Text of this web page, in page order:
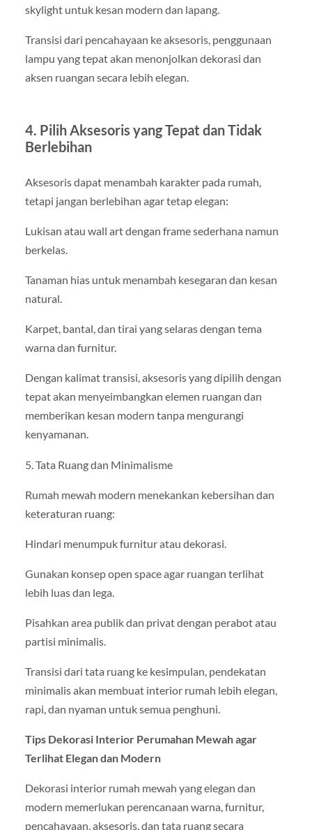
skylight untuk kesan modern dan lapang.
Transisi dari pencahayaan ke aksesoris, penggunaan
lampu yang tepat akan menonjolkan dekorasi dan
aksen ruangan secara lebih elegan.
4. Pilih Aksesoris yang Tepat dan Tidak
Berlebihan
Aksesoris dapat menambah karakter pada rumah,
tetapi jangan berlebihan agar tetap elegan:
Lukisan atau wall art dengan frame sederhana namun
berkelas.
Tanaman hias untuk menambah kesegaran dan kesan
natural.
Karpet, bantal, dan tirai yang selaras dengan tema
warna dan furnitur.
Dengan kalimat transisi, aksesoris yang dipilih dengan
tepat akan menyeimbangkan elemen ruangan dan
memberikan kesan modern tanpa mengurangi
kenyamanan.
5. Tata Ruang dan Minimalisme
Rumah mewah modern menekankan kebersihan dan
keteraturan ruang:
Hindari menumpuk furnitur atau dekorasi.
Gunakan konsep open space agar ruangan terlihat
lebih luas dan lega.
Pisahkan area publik dan privat dengan perabot atau
partisi minimalis.
Transisi dari tata ruang ke kesimpulan, pendekatan
minimalis akan membuat interior rumah lebih elegan,
rapi, dan nyaman untuk semua penghuni.
Tips Dekorasi Interior Perumahan Mewah agar
Terlihat Elegan dan Modern
Dekorasi interior rumah mewah yang elegan dan
modern memerlukan perencanaan warna, furnitur,
pencahayaan, aksesoris, dan tata ruang secara